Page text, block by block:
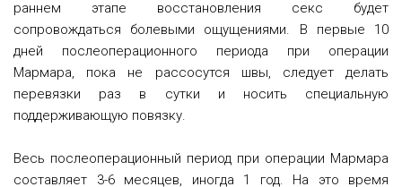
раннем этапе восстановления секс будет
сопровождаться болевыми ощущениями. В первые 10
дней послеоперационного периода при операции
Мармара, пока не рассосутся швы, следует делать
перевязки раз в сутки и носить специальную
поддерживающую повязку.
Весь послеоперационный период при операции Мармара
составляет 3-6 месяцев, иногда 1 год. На это время